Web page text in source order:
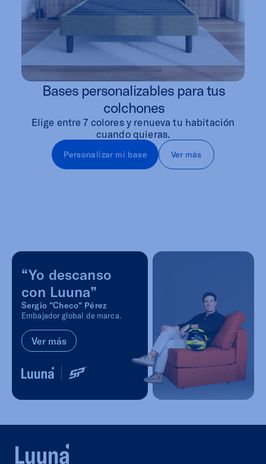
Bases personalizables para tus
colchones
Elige entre 7 colores y renueva tu habitación
cuando quieras.
Personalizar mi base Ver más
“Yo descanso
con Luuna”
Sergio “Checo” Pérez
Embajador global de marca.
Ver más